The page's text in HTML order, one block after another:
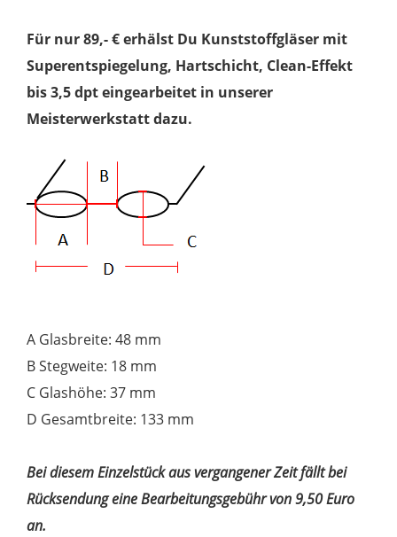
Für nur 89,- € erhälst Du Kunststoffgläser mit
Superentspiegelung, Hartschicht, Clean-Effekt
bis 3,5 dpt eingearbeitet in unserer
Meisterwerkstatt dazu.
A Glasbreite: 48 mm
B Stegweite: 18 mm
C Glashöhe: 37 mm
D Gesamtbreite: 133 mm
Bei diesem Einzelstück aus vergangener Zeit fällt bei
Rücksendung eine Bearbeitungsgebühr von 9,50 Euro
an.